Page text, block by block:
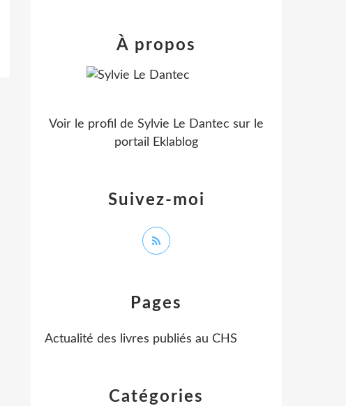
Catégories
Pages
Actualité des livres publiés au CHS
Suivez-moi
À propos
Voir le profil de Sylvie Le Dantec sur le
portail Eklablog